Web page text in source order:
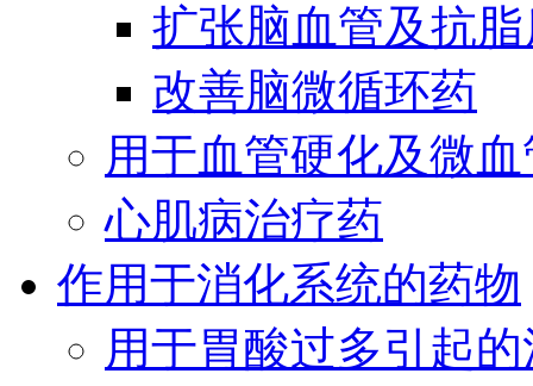
扩张脑血管及抗
改善脑微循环药
用于血管硬化及微
心肌病治疗药
作用于消化系统的药物
用于胃酸过多引起